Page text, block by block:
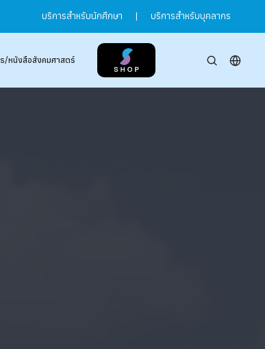
บริการสำหรับนักศึกษา | บริการสำหรับบุคลากร
/หนังสือสังคมศาสตร์